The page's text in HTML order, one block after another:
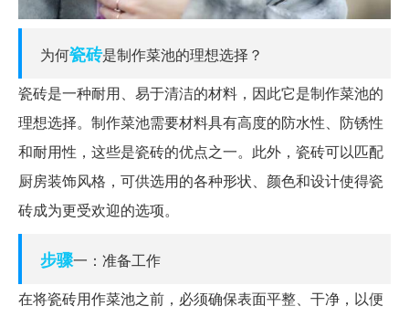
为何瓷砖是制作菜池的理想选择？
瓷砖是一种耐用、易于清洁的材料，因此它是制作菜池的
理想选择。制作菜池需要材料具有高度的防水性、防锈性
和耐用性，这些是瓷砖的优点之一。此外，瓷砖可以匹配
厨房装饰风格，可供选用的各种形状、颜色和设计使得瓷
砖成为更受欢迎的选项。
步骤一：准备工作
在将瓷砖用作菜池之前，必须确保表面平整、干净，以便